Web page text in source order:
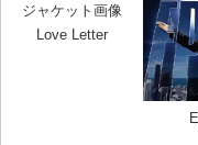
Love Letter